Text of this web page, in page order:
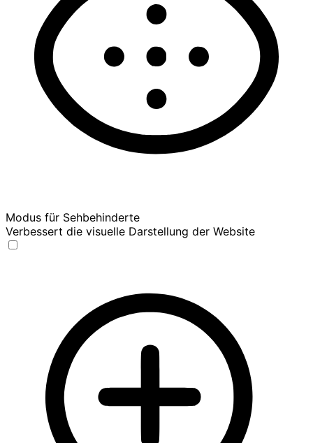
Modus für Sehbehinderte
Verbessert die visuelle Darstellung der Website